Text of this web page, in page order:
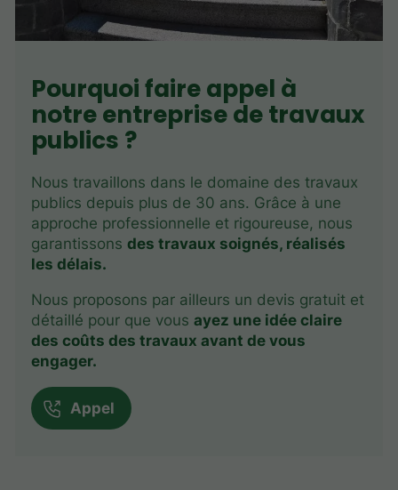
Pourquoi faire appel à
notre entreprise de travaux
publics ?
Nous travaillons dans le domaine des travaux
publics depuis plus de 30 ans. Grâce à une
approche professionnelle et rigoureuse, nous
garantissonsdes travaux soignés, réalisés
les délais.
Nous proposons par ailleurs un devis gratuit et
détaillé pour que vousayez une idée claire
des coûts des travaux avant de vous
engager.
Appel